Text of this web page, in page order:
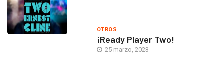
OTROS
¡Ready Player Two!
25 marzo, 2023